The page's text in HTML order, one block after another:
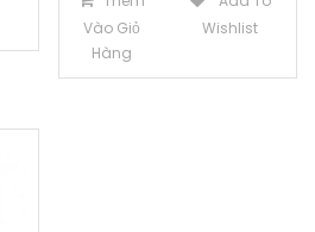
Vào Giỏ
Hàng
Wishlist